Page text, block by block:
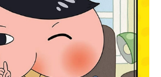
た。歌わずにいられなかった。音を
出さずにいられなかった。ふたりな
ら、それができる気がした。ふたり
は、こんな時代にほんのささやかな
波風を立てるだろう。そしてそれ
は、いつしか大きな波へと変わって